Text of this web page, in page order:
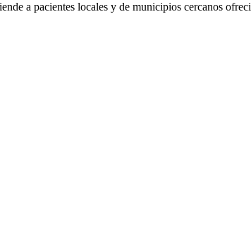
a pacientes locales y de municipios cercanos